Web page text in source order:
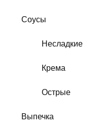
Соусы
Несладкие
Крема
Острые
Выпечка